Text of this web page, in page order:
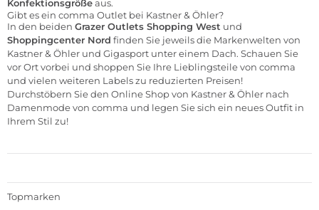
Konfektionsgrößeaus.
Gibt es ein comma Outlet bei Kastner & Öhler?
In den beiden Grazer Outlets Shopping West und
Shoppingcenter Nord finden Sie jeweils die Markenwelten von
Kastner & Öhler und Gigasport unter einem Dach. Schauen Sie
vor Ort vorbei und shoppen Sie Ihre Lieblingsteile von comma
und vielen weiteren Labels zu reduzierten Preisen!
Durchstöbern Sie den Online Shop von Kastner & Öhler nach
Damenmode von comma und legen Sie sich ein neues Outfit in
Ihrem Stil zu!
Topmarken